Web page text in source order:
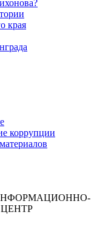
края
коррупции